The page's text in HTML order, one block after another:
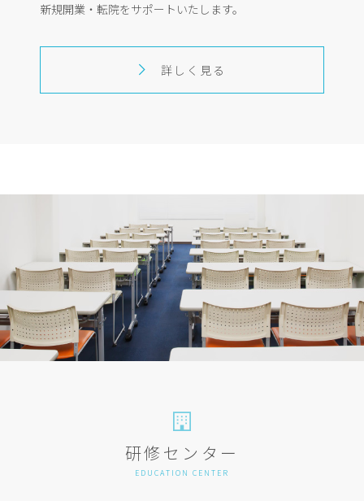
新規開業・転院をサポートいたします。
詳しく見る
研修センター
EDUCATION CENTER